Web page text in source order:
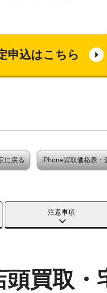
申込はこちら
に戻る iPhone買取価格表・
注意事項
頭買取・